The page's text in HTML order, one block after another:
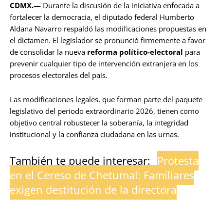
CDMX.— Durante la discusión de la iniciativa enfocada a
fortalecer la democracia, el diputado federal Humberto
Aldana Navarro respaldó las modificaciones propuestas en
el dictamen. El legislador se pronunció firmemente a favor
de consolidar la nueva reforma político-electoral para
prevenir cualquier tipo de intervención extranjera en los
procesos electorales del país.
Las modificaciones legales, que forman parte del paquete
legislativo del periodo extraordinario 2026, tienen como
objetivo central robustecer la soberanía, la integridad
institucional y la confianza ciudadana en las urnas.
También te puede interesar: Protesta
en el Cereso de Chetumal: Familiares
exigen destitución de la directora